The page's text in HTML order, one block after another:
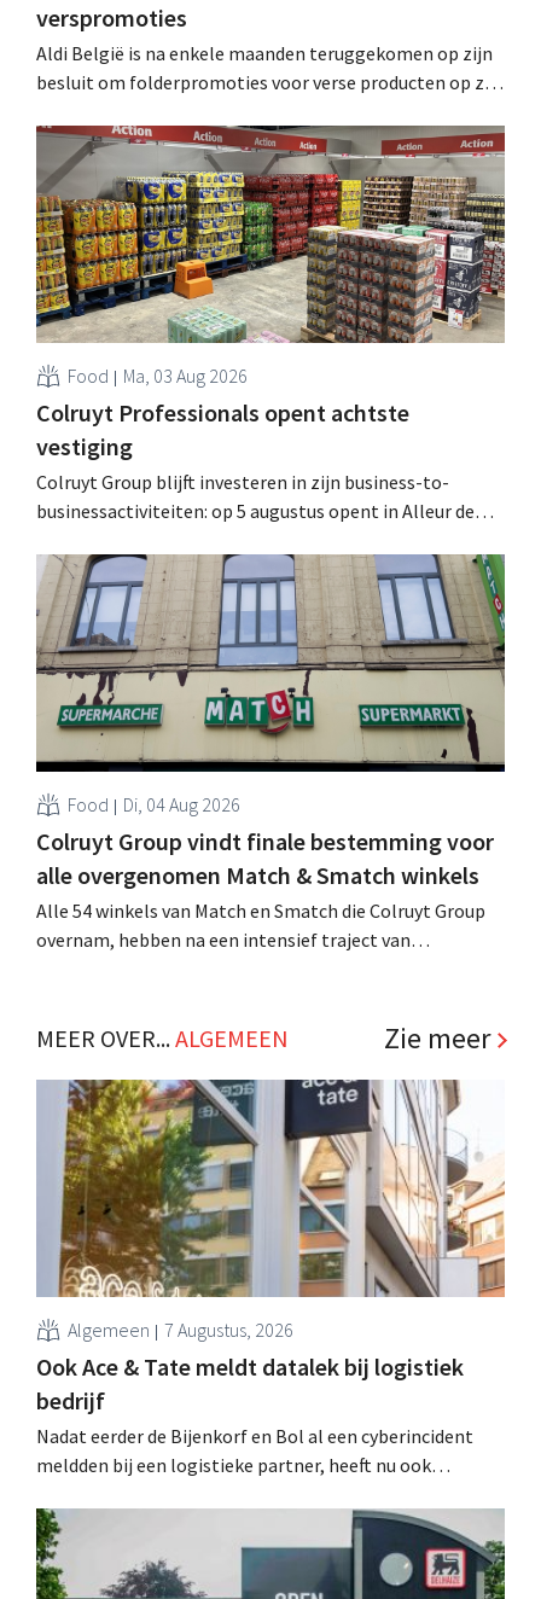
verspromoties
Aldi België is na enkele maanden teruggekomen op zijn
besluit om folderpromoties voor verse producten op zijn
werking treden: "Onze klanten willen goed
geïnformeerd worden." .
Food Ma, 03 Aug 2026
Colruyt Professionals opent achtste
vestiging
Colruyt Group blijft investeren in zijn business-to-
businessactiviteiten: op 5 augustus opent in Alleur de
winkelformule die zich uitsluitend richt op professionele
klanten. .
Food Di, 04 Aug 2026
Colruyt Group vindt finale bestemming voor
alle overgenomen Match & Smatch winkels
Alle 54 winkels van Match en Smatch die Colruyt Group
overnam, hebben na een intensief traject van
.MEER OVER...ALGEMEEN Zie meer
Algemeen 7 Augustus, 2026
Ook Ace & Tate meldt datalek bij logistiek
bedrijf
Nadat eerder de Bijenkorf en Bol al een cyberincident
meldden bij een logistieke partner, heeft nu ook
datalek. Financiële gegevens, gebruikersnamen en
wachtwoorden zijn niet getroffen.